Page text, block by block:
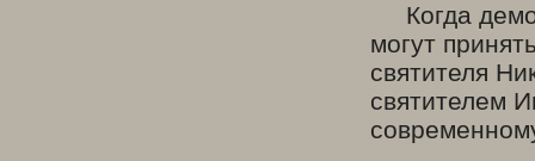
Когда
могут
святителя
святителем